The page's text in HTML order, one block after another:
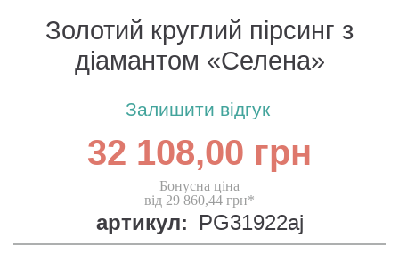
Золотий круглий пірсинг з
діамантом «Селена»
Залишити відгук
32 108,00 грн
Бонусна ціна
від 29 860,44 грн*
артикул: PG31922aj